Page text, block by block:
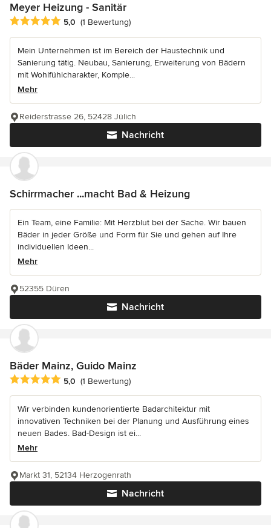
Meyer Heizung - Sanitär
Durchschnittliche Bewertung: 5 von 5 Sternen
5,0 (1 Bewertung)
Mein Unternehmen ist im Bereich der Haustechnik und
Sanierung tätig. Neubau, Sanierung, Erweiterung von Bädern
mit Wohlfühlcharakter, Komple...
Mehr
Nachricht
Reiderstrasse 26, 52428 Jülich
Schirrmacher ...macht Bad & Heizung
Ein Team, eine Familie: Mit Herzblut bei der Sache. Wir bauen
Bäder in jeder Größe und Form für Sie und gehen auf Ihre
individuellen Ideen...
Mehr
Nachricht
52355 Düren
Bäder Mainz, Guido Mainz
Durchschnittliche Bewertung: 5 von 5 Sternen
5,0 (1 Bewertung)
Wir verbinden kundenorientierte Badarchitektur mit
innovativen Techniken bei der Planung und Ausführung eines
neuen Bades. Bad-Design ist ei...
Mehr
Nachricht
Markt 31, 52134 Herzogenrath